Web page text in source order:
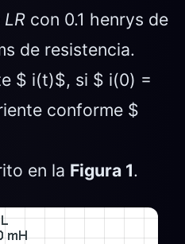
LR con 0.1 henrys de
de resistencia.
$ i(t)$, si $ i(0) =
conforme $
en la Figura 1.